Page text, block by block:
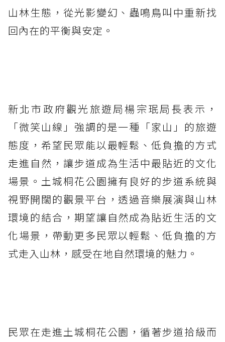
山林生態，從光影變幻、蟲鳴鳥叫中重新找
回內在的平衡與安定。
新北市政府觀光旅遊局楊宗珉局長表示，
「微笑山線」強調的是一種「家山」的旅遊
態度，希望民眾能以最輕鬆、低負擔的方式
走進自然，讓步道成為生活中最貼近的文化
場景。土城桐花公園擁有良好的步道系統與
視野開闊的觀景平台，透過音樂展演與山林
環境的結合，期望讓自然成為貼近生活的文
化場景，帶動更多民眾以輕鬆、低負擔的方
式走入山林，感受在地自然環境的魅力。
民眾在走進土城桐花公園，循著步道拾級而